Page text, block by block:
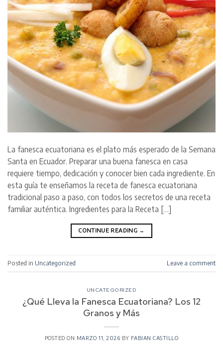
La fanesca ecuatoriana es el plato más esperado de la Semana
Santa en Ecuador. Preparar una buena fanesca en casa
requiere tiempo, dedicación y conocer bien cada ingrediente. En
esta guía te enseñamos la receta de fanesca ecuatoriana
tradicional paso a paso, con todos los secretos de una receta
familiar auténtica. Ingredientes para la Receta […]
CONTINUE READING →
Posted in Uncategorized Leave a comment
UNCATEGORIZED
¿Qué Lleva la Fanesca Ecuatoriana? Los 12
Granos y Más
POSTED ON MARZO 11, 2026 BY FABIAN CASTILLO